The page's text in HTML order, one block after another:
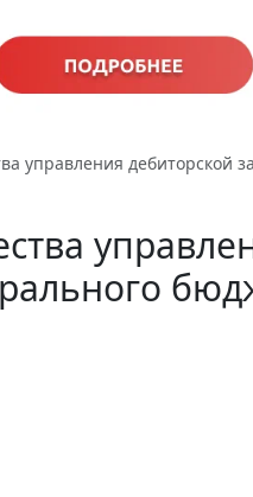
управления дебиторской